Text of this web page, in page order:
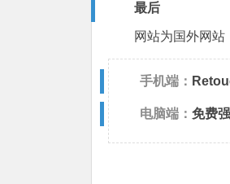
最后
网站为国外网
手机端：
电脑端： 免费